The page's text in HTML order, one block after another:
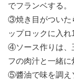
でフランベする。
③焼き目がついた
ップロックに入れ
④ソース作りは、
フの肉汁と一緒に
⑤醬油で味を調え